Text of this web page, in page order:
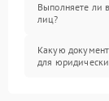
Выполняете ли
лиц?
Какую
для